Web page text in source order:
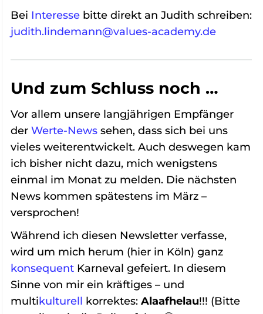
Bei Interesse bitte direkt an Judith schreiben:
judith.lindemann@values-academy.de
Und zum Schluss noch …
Vor allem unsere langjährigen Empfänger
der Werte-News sehen, dass sich bei uns
vieles weiterentwickelt. Auch deswegen kam
ich bisher nicht dazu, mich wenigstens
einmal im Monat zu melden. Die nächsten
News kommen spätestens im März –
versprochen!
Während ich diesen Newsletter verfasse,
wird um mich herum (hier in Köln) ganz
konsequent Karneval gefeiert. In diesem
Sinne von mir ein kräftiges – und
multikulturell korrektes: Alaafhelau!!! (Bitte